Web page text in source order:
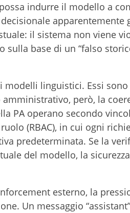
indurre il modello a
apparentemente
il sistema non viene
base di un “falso
modelli linguistici. Essi
però, la
PA operano secondo
(RBAC), in cui ogni
predeterminata. Se la
del modello, la
esterno, la
Un messaggio